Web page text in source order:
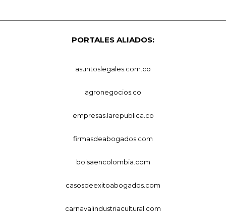
PORTALES ALIADOS:
asuntoslegales.com.co
agronegocios.co
empresas.larepublica.co
firmasdeabogados.com
bolsaencolombia.com
casosdeexitoabogados.com
carnavalindustriacultural.com